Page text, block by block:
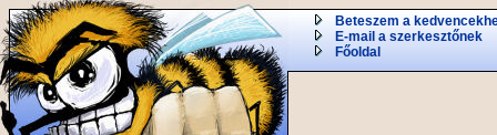
Beteszem a
E-mail a szerkesztőnek
Főoldal